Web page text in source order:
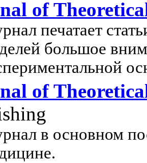
of
печатает
большое
of
в основном